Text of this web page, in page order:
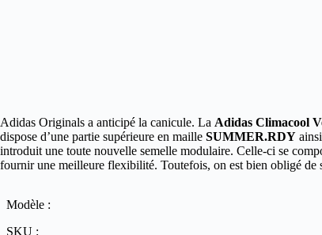
Adidas Originals a anticipé la canicule. La Adidas Climacool
dispose d’une partie supérieure en maille SUMMER.RDY
introduit une toute nouvelle semelle modulaire. Celle-ci se
fournir une meilleure flexibilité. Toutefois, on est bien obligé de
Modèle :
SKU :